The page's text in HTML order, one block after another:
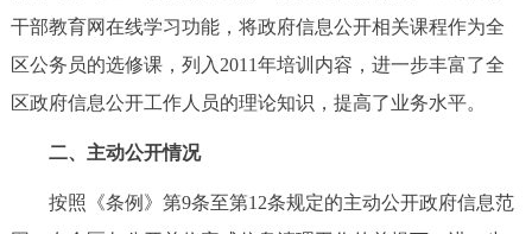
干部教育网在线学习功能，将政府信息公开相关课程作为全
区公务员的选修课，列入2011年培训内容，进一步丰富了全
区政府信息公开工作人员的理论知识，提高了业务水平。
二、主动公开情况
按照《条例》第9条至第12条规定的主动公开政府信息范